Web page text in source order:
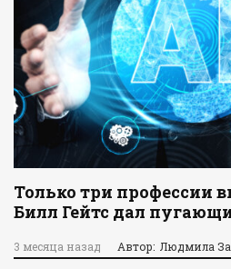
Только три профессии
Билл Гейтс дал
3 месяца назад Автор: Людмила